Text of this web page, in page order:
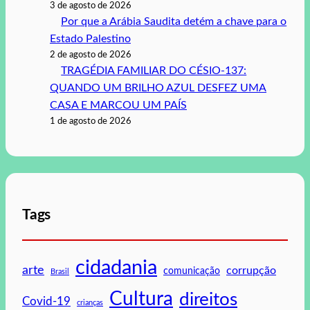
3 de agosto de 2026
Por que a Arábia Saudita detém a chave para o
Estado Palestino
2 de agosto de 2026
TRAGÉDIA FAMILIAR DO CÉSIO-137:
QUANDO UM BRILHO AZUL DESFEZ UMA
CASA E MARCOU UM PAÍS
1 de agosto de 2026
Tags
arte Brasil cidadania comunicação corrupção
Covid-19 crianças Cultura direitos